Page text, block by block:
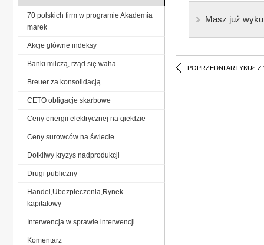
Masz już
POPRZEDNI ARTYKUŁ Z
70 polskich firm w programie Akademia
marek
Akcje główne indeksy
Banki milczą, rząd się waha
Breuer za konsolidacją
CETO obligacje skarbowe
Ceny energii elektrycznej na giełdzie
Ceny surowców na świecie
Dotkliwy kryzys nadprodukcji
Drugi publiczny
Handel,Ubezpieczenia,Rynek
kapitałowy
Interwencja w sprawie interwencji
Komentarz